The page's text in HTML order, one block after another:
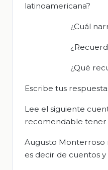
latinoamericana?
¿Cuál
¿Qué
Escribe tus
Lee el siguiente
recomendable tener
Augusto Monterroso
es decir de cuentos